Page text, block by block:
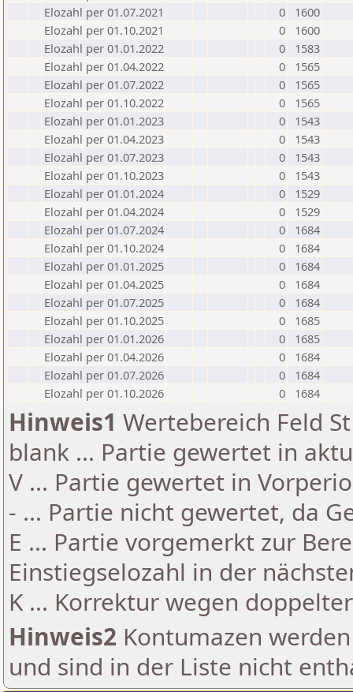
Elozahl per 01.07.2021
0
1600
Elozahl per 01.10.2021
0
1600
Elozahl per 01.01.2022
0
1583
Elozahl per 01.04.2022
0
1565
Elozahl per 01.07.2022
0
1565
Elozahl per 01.10.2022
0
1565
Elozahl per 01.01.2023
0
1543
Elozahl per 01.04.2023
0
1543
Elozahl per 01.07.2023
0
1543
Elozahl per 01.10.2023
0
1543
Elozahl per 01.01.2024
0
1529
Elozahl per 01.04.2024
0
1529
Elozahl per 01.07.2024
0
1684
Elozahl per 01.10.2024
0
1684
Elozahl per 01.01.2025
0
1684
Elozahl per 01.04.2025
0
1684
Elozahl per 01.07.2025
0
1684
Elozahl per 01.10.2025
0
1685
Elozahl per 01.01.2026
0
1685
Elozahl per 01.04.2026
0
1684
Elozahl per 01.07.2026
0
1684
Elozahl per 01.10.2026
0 1684
Hinweis1 Wertebereich Feld
blank ... Partie gewertet in
V ... Partie gewertet in
- ... Partie nicht gewertet, da
E ... Partie vorgemerkt zur
Einstiegselozahl in der
K ... Korrektur wegen
Hinweis2 Kontumazen
und sind in der Liste nicht